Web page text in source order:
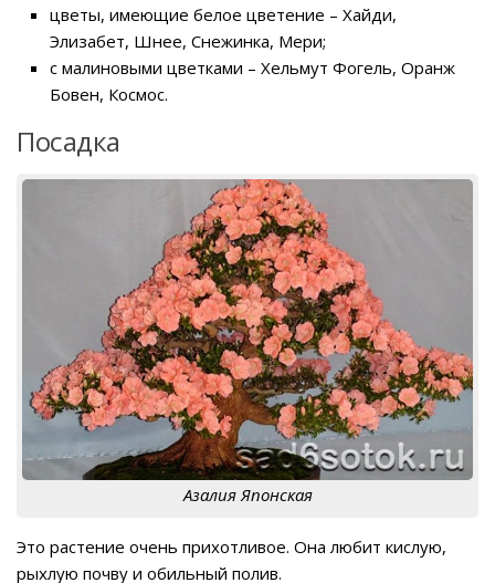
цветы, имеющие белое цветение – Хайди,
Элизабет, Шнее, Снежинка, Мери;
с малиновыми цветками – Хельмут Фогель, Оранж
Бовен, Космос.
Посадка
Азалия Японская
Это растение очень прихотливое. Она любит кислую,
рыхлую почву и обильный полив.